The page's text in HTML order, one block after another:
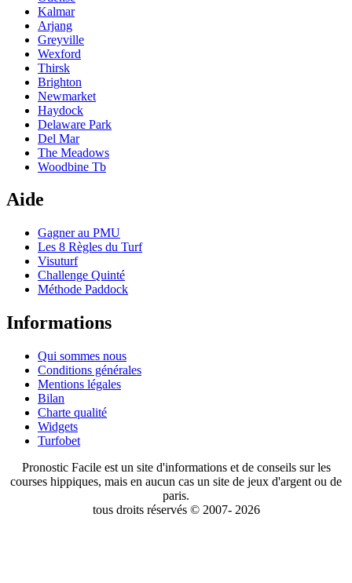
Kalmar
Arjang
Greyville
Wexford
Thirsk
Brighton
Newmarket
Haydock
Delaware Park
Del Mar
The Meadows
Woodbine Tb
Aide
Gagner au PMU
Les 8 Règles du Turf
Visuturf
Challenge Quinté
Méthode Paddock
Informations
Qui sommes nous
Conditions générales
Mentions légales
Bilan
Charte qualité
Widgets
Turfobet
Pronostic Facile est un site d'informations et de conseils sur les
courses hippiques, mais en aucun cas un site de jeux d'argent ou de
paris.
tous droits réservés © 2007- 2026